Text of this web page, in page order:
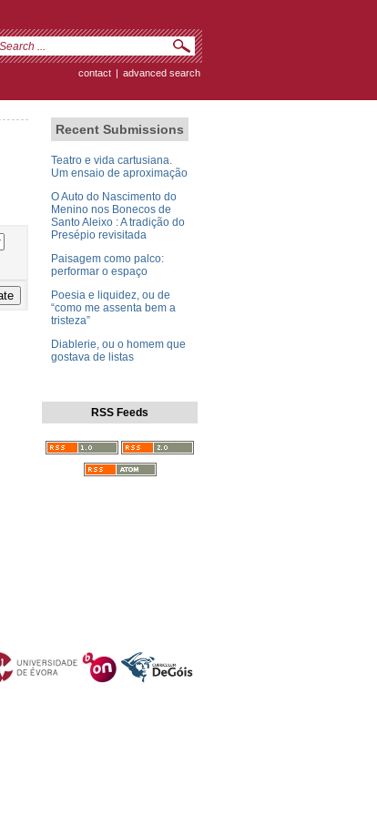
contact | advanced search
Recent Submissions
Teatro e vida cartusiana.
Um ensaio de aproximação
O Auto do Nascimento do
Menino nos Bonecos de
Santo Aleixo : A tradição do
Presépio revisitada
Paisagem como palco:
performar o espaço
Poesia e liquidez, ou de
“como me assenta bem a
tristeza”
Diablerie, ou o homem que
gostava de listas
RSS Feeds